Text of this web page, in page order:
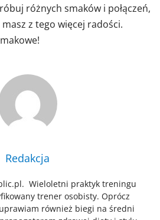
różnych smaków i połączeń,
z tego więcej radości.
Redakcja
Wieloletni praktyk treningu
trener osobisty. Oprócz
również biegi na średni